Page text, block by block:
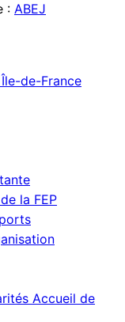
: ABEJ
de-France
la FEP
Accueil de